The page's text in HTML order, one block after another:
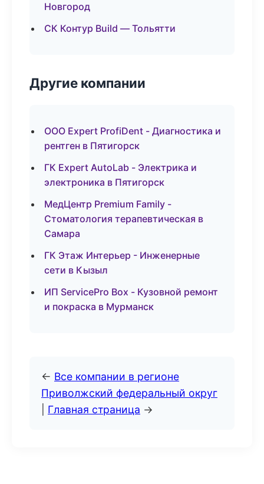
Новгород
СК Контур Build — Тольятти
Другие компании
ООО Expert ProfiDent - Диагностика и
рентген в Пятигорск
ГК Expert AutoLab - Электрика и
электроника в Пятигорск
МедЦентр Premium Family -
Стоматология терапевтическая в
Самара
ГК Этаж Интерьер - Инженерные
сети в Кызыл
ИП ServicePro Box - Кузовной ремонт
и покраска в Мурманск
← Все компании в регионе
Приволжский федеральный округ
Главная страница →